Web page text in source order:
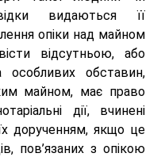
видаються її
опіки над майном
відсутньою, або
особливих обставин,
майном, має право
дії, вчинені
дорученням, якщо це
пов’язаних з опікою